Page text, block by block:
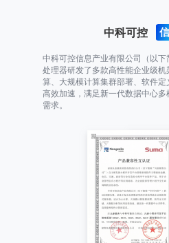
中科可控
中科可控信息产业有限公司（以下
处理器研发了多款高性能企业级
算、大规模计算集群部署、软件
高效加速，满足新一代数据中心
需求。